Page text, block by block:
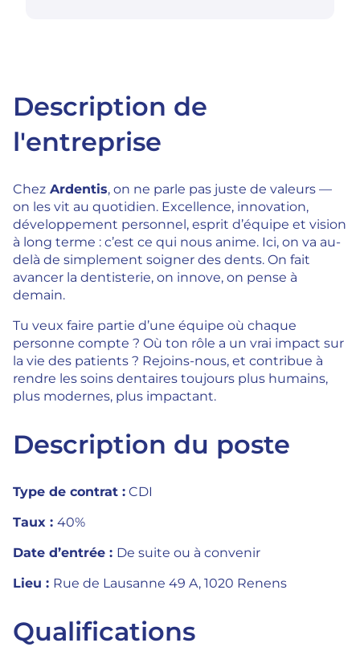
Description de
l'entreprise
Chez Ardentis, on ne parle pas juste de valeurs —
on les vit au quotidien. Excellence, innovation,
développement personnel, esprit d’équipe et vision
à long terme : c’est ce qui nous anime. Ici, on va au-
delà de simplement soigner des dents. On fait
avancer la dentisterie, on innove, on pense à
demain.
Tu veux faire partie d’une équipe où chaque
personne compte ? Où ton rôle a un vrai impact sur
la vie des patients ? Rejoins-nous, et contribue à
rendre les soins dentaires toujours plus humains,
plus modernes, plus impactant.
Description du poste
Type de contrat : CDI
Taux : 40%
Date d’entrée : De suite ou à convenir
Lieu : Rue de Lausanne 49 A, 1020 Renens
Qualifications